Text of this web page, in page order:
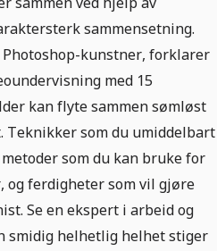
sammensetning.
kunstner, forklarer
med 15
kan flyte sammen sømløst
Teknikker som du umiddelbart
som du kan bruke for
og ferdigheter som vil gjøre
Se en ekspert i arbeid og
smidig helhetlig helhet stiger